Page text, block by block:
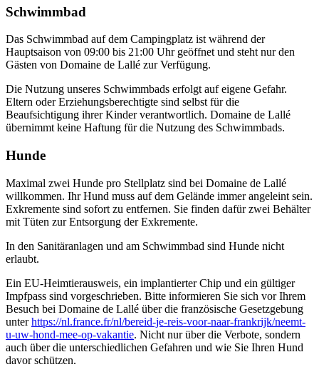
Schwimmbad
Das Schwimmbad auf dem Campingplatz ist während der
Hauptsaison von 09:00 bis 21:00 Uhr geöffnet und steht nur den
Gästen von Domaine de Lallé zur Verfügung.
Die Nutzung unseres Schwimmbads erfolgt auf eigene Gefahr.
Eltern oder Erziehungsberechtigte sind selbst für die
Beaufsichtigung ihrer Kinder verantwortlich. Domaine de Lallé
übernimmt keine Haftung für die Nutzung des Schwimmbads.
Hunde
Maximal zwei Hunde pro Stellplatz sind bei Domaine de Lallé
willkommen. Ihr Hund muss auf dem Gelände immer angeleint sein.
Exkremente sind sofort zu entfernen. Sie finden dafür zwei Behälter
mit Tüten zur Entsorgung der Exkremente.
In den Sanitäranlagen und am Schwimmbad sind Hunde nicht
erlaubt.
Ein EU-Heimtierausweis, ein implantierter Chip und ein gültiger
Impfpass sind vorgeschrieben. Bitte informieren Sie sich vor Ihrem
Besuch bei Domaine de Lallé über die französische Gesetzgebung
unterhttps://nl.france.fr/nl/bereid-je-reis-voor-naar-frankrijk/neemt-
u-uw-hond-mee-op-vakantie. Nicht nur über die Verbote, sondern
auch über die unterschiedlichen Gefahren und wie Sie Ihren Hund
davor schützen.